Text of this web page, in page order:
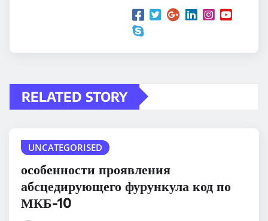
RELATED STORY
UNCATEGORISED
особенности проявления
абсцедирующего фурункула код по
МКБ-10